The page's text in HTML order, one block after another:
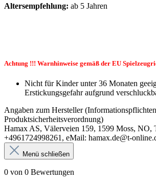
Altersempfehlung: ab 5 Jahren
Achtung !!! Warnhinweise gemäß der EU
Nicht für Kinder unter 36 Monaten
Erstickungsgefahr aufgrund
Angaben zum Hersteller
Produktsicherheitsverordnung)
Hamax AS, Välerveien 159, 1599 Moss, NO,
+4961724998261, eMail: hamax.de@t-
Menü schließen
0 von 0 Bewertungen